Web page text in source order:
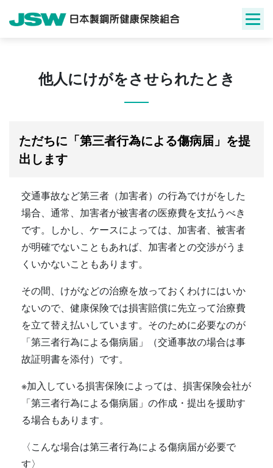
他人にけがをさせられたとき
ただちに「第三者行為による傷病届」を提
出します
交通事故など第三者（加害者）の行為でけがをした
場合、通常、加害者が被害者の医療費を支払うべき
です。しかし、ケースによっては、加害者、被害者
が明確でないこともあれば、加害者との交渉がうま
くいかないこともあります。
その間、けがなどの治療を放っておくわけにはいか
ないので、健康保険では損害賠償に先立って治療費
を立て替え払いしています。そのために必要なのが
「第三者行為による傷病届」（交通事故の場合は事
故証明書を添付）です。
※加入している損害保険によっては、損害保険会社が
「第三者行為による傷病届」の作成・提出を援助す
る場合もあります。
〈こんな場合は第三者行為による傷病届が必要で
す〉